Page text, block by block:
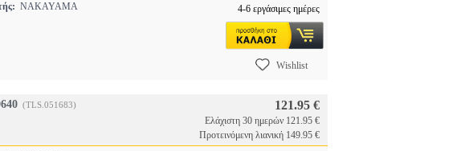
NAKAYAMA 4-6 εργάσιμες ημέρες
Wishlist
(TLS.051683) 121.95 €
Ελάχιστη 30 ημερών 121.95 €
Προτεινόμενη λιανική 149.95 €